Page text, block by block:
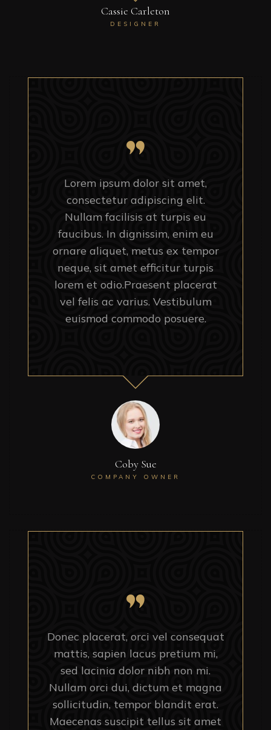
Cassie Carleton
DESIGNER
Lorem ipsum dolor sit amet,
consectetur adipiscing elit.
Nullam facilisis at turpis eu
faucibus. In dignissim, enim eu
ornare aliquet, metus ex tempor
neque, sit amet efficitur turpis
lorem et odio.Praesent placerat
vel felis ac varius. Vestibulum
euismod commodo posuere.
Coby Sue
COMPANY OWNER
Donec placerat, orci vel consequat
mattis, sapien lacus pretium mi,
sed lacinia dolor nibh non mi.
Nullam orci dui, dictum et magna
sollicitudin, tempor blandit erat.
Maecenas suscipit tellus sit amet